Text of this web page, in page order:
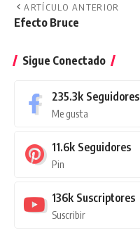
ARTÍCULO ANTERIOR
Efecto Bruce
Sigue Conectado
235.3k Seguidores
Me gusta
11.6k Seguidores
Pin
136k Suscriptores
Suscribir